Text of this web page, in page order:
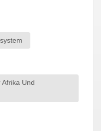
Stromnetzes, Notfälle
Anpassungsfähiger.
Und